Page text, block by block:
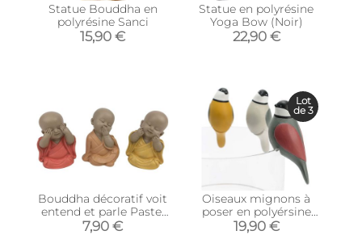
Statue Bouddha en
polyrésine Sanci
15,90 €
Statue en polyrésine
Yoga Bow (Noir)
22,90 €
Bouddha décoratif voit
entend et parle Pastel
(Lot de 3)
7,90 €
Oiseaux mignons à
poser en polyérsine
(Lot de 3)
19,90 €
Lot
de 3